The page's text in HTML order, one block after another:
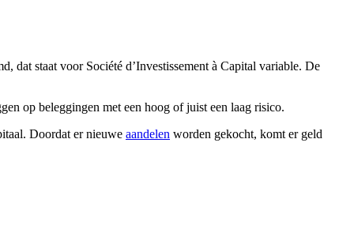
dat staat voor Société d’Investissement à Capital variable. De
op beleggingen met een hoog of juist een laag risico.
Doordat er nieuwe aandelen worden gekocht, komt er geld